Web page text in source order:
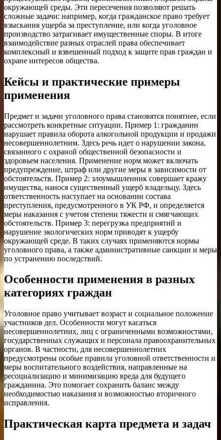
окружающей среды. Эти пересечения позволяют решать
сложные задачи: например, когда гражданское право требует
взыскания ущерба за преступление, или когда уголовное
производство затрагивает имущественные споры. В итоге
взаимодействие разных отраслей права обеспечивает
комплексный и взвешенный подход к защите прав граждан и
охране интересов общества.
Кейсы и практические примеры
применения
Предмет и задачи уголовного права становятся понятнее, если
рассмотреть конкретные ситуации. Пример 1: гражданин
нарушает правила оборота алкогольной продукции и продажи
несовершеннолетним. Здесь речь идет о нарушении закона,
связанного с охраной общественной безопасности и
здоровьем населения. Применение норм может включать
предупреждение, штраф или другие меры в зависимости от
обстоятельств. Пример 2: злоумышленник совершает кражу
имущества, нанося существенный ущерб владельцу. Здесь
ответственность наступает на основании состава
преступления, предусмотренного в УК РФ, и определяется
меры наказания с учетом степени тяжести и смягчающих
обстоятельств. Пример 3: перегрузка предприятий и
нарушение экологических норм приводят к ущербу
окружающей среде. В таких случаях применяются нормы
уголовного права, а также административные санкции и меры
по устранению последствий.
Особенности применения в разных
категориях граждан
Уголовное право учитывает возраст и социальное положение
участников дел. Особенности могут касаться
несовершеннолетних, лиц с ограниченными возможностями,
государственных служащих и персонала правоохранительных
органов. В частности, для несовершеннолетних
предусмотрены особые правила уголовной ответственности и
меры воспитательного воздействия, направленные на
ресоциализацию и минимизацию вреда для будущего
гражданина. Это помогает сохранить баланс между
необходимостью наказания и возможностью вторичного
исправления.
Практическая карта предмета и задач